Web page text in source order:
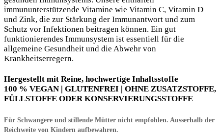
immununterstützende Vitamine wie Vitamin C, Vitamin D
und Zink, die zur Stärkung der Immunantwort und zum
Schutz vor Infektionen beitragen können. Ein gut
funktionierendes Immunsystem ist essentiell für die
allgemeine Gesundheit und die Abwehr von
Krankheitserregern.
Hergestellt mit Reine, hochwertige Inhaltsstoffe
100 % VEGAN | GLUTENFREI | OHNE ZUSATZSTOFFE,
FÜLLSTOFFE ODER KONSERVIERUNGSSTOFFE
Für Schwangere und stillende Mütter nicht empfohlen. Ausserhalb der
Reichweite von Kindern aufbewahren.